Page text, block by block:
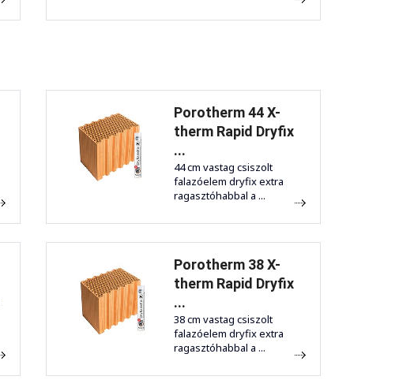
Porotherm 44 X-
therm Rapid Dryfix
...
44 cm vastag csiszolt
falazóelem dryfix extra
ragasztóhabbal a ...
Porotherm 38 X-
therm Rapid Dryfix
...
38 cm vastag csiszolt
falazóelem dryfix extra
ragasztóhabbal a ...